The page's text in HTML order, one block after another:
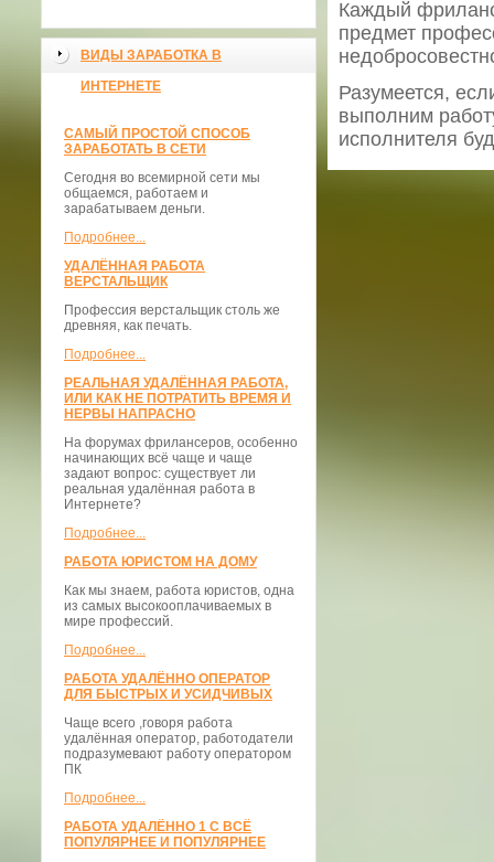
ВИДЫ ЗАРАБОТКА В
ИНТЕРНЕТЕ
САМЫЙ ПРОСТОЙ СПОСОБ
ЗАРАБОТАТЬ В СЕТИ
Сегодня во всемирной сети мы
общаемся, работаем и
зарабатываем деньги.
Подробнее...
УДАЛЁННАЯ РАБОТА
ВЕРСТАЛЬЩИК
Профессия верстальщик столь же
древняя, как печать.
Подробнее...
РЕАЛЬНАЯ УДАЛЁННАЯ РАБОТА,
ИЛИ КАК НЕ ПОТРАТИТЬ ВРЕМЯ И
НЕРВЫ НАПРАСНО
На форумах фрилансеров, особенно
начинающих всё чаще и чаще
задают вопрос: существует ли
реальная удалённая работа в
Интернете?
Подробнее...
РАБОТА ЮРИСТОМ НА ДОМУ
Как мы знаем, работа юристов, одна
из самых высокооплачиваемых в
мире профессий.
Подробнее...
РАБОТА УДАЛЁННО ОПЕРАТОР
ДЛЯ БЫСТРЫХ И УСИДЧИВЫХ
Чаще всего ,говоря работа
удалённая оператор, работодатели
подразумевают работу оператором
ПК
Подробнее...
РАБОТА УДАЛЁННО 1 С ВСЁ
ПОПУЛЯРНЕЕ И ПОПУЛЯРНЕЕ
Каждый
предмет
Разумеется,
выполним
исполнителя